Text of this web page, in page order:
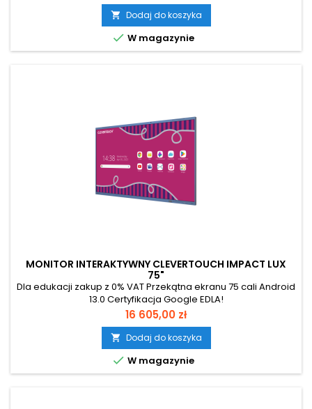
 Dodaj do koszyka
 W magazynie
MONITOR INTERAKTYWNY CLEVERTOUCH IMPACT LUX
75"
Dla edukacji zakup z 0% VAT Przekątna ekranu 75 cali Android
13.0 Certyfikacja Google EDLA!
Cena
16 605,00 zł
 Dodaj do koszyka
 W magazynie